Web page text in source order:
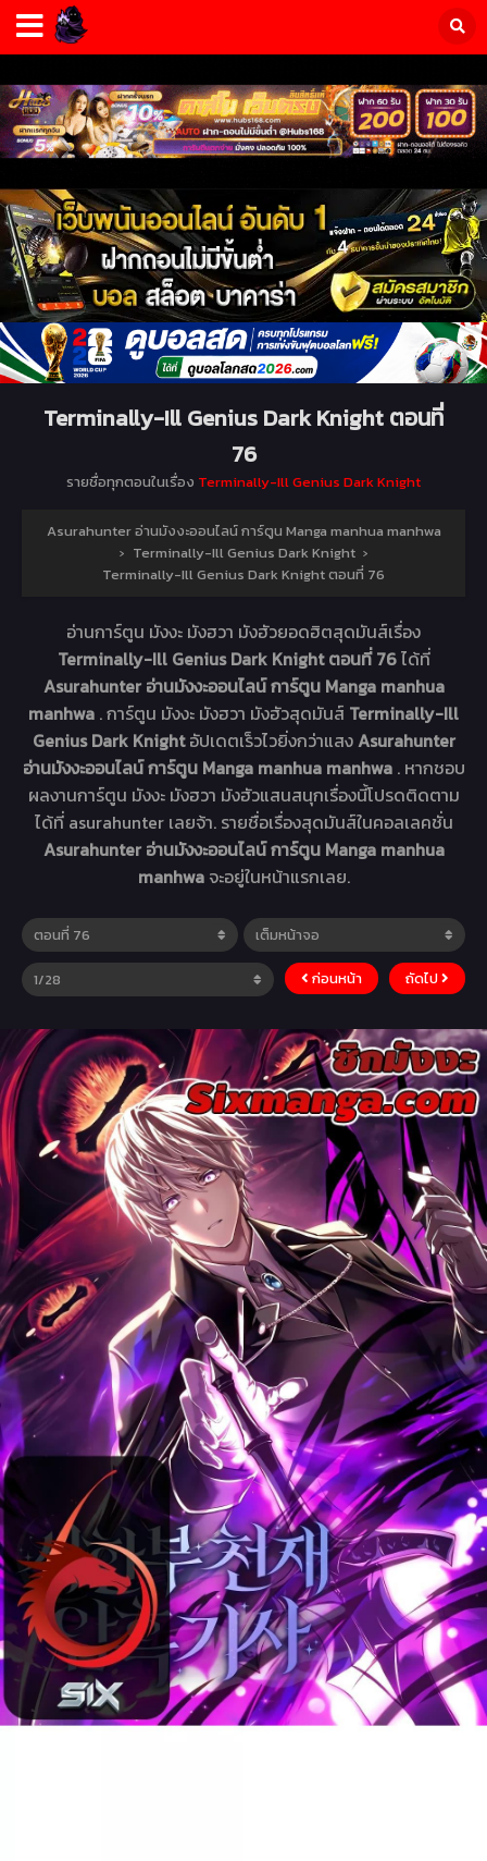
Terminally-Ill Genius Dark Knight ตอนที่
76
รายชื่อทุกตอนในเรื่อง Terminally-Ill Genius Dark Knight
Asurahunter อ่านมังงะออนไลน์ การ์ตูน Manga manhua manhwa
› Terminally-Ill Genius Dark Knight ›
Terminally-Ill Genius Dark Knight ตอนที่ 76
อ่านการ์ตูน มังงะ มังฮวา มังฮัวยอดฮิตสุดมันส์เรื่อง
Terminally-Ill Genius Dark Knight ตอนที่ 76ได้ที่
Asurahunter อ่านมังงะออนไลน์ การ์ตูน Manga manhua
manhwa . การ์ตูน มังงะ มังฮวา มังฮัวสุดมันส์ Terminally-Ill
Genius Dark Knightอัปเดตเร็วไวยิ่งกว่าแสงAsurahunter
อ่านมังงะออนไลน์ การ์ตูน Manga manhua manhwa . หากชอบ
ผลงานการ์ตูน มังงะ มังฮวา มังฮัวแสนสนุกเรื่องนี้โปรดติดตาม
ได้ที่ asurahunter เลยจ้า. รายชื่อเรื่องสุดมันส์ในคอลเลคชั่น
Asurahunter อ่านมังงะออนไลน์ การ์ตูน Manga manhua
manhwa จะอยู่ในหน้าแรกเลย.
ก่อนหน้า ถัดไป